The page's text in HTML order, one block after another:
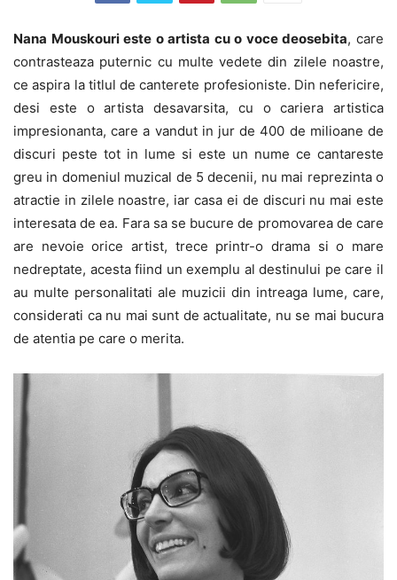
Nana Mouskouri este o artista cu o voce deosebita, care
contrasteaza puternic cu multe vedete din zilele noastre,
ce aspira la titlul de canterete profesioniste. Din nefericire,
desi este o artista desavarsita, cu o cariera artistica
impresionanta, care a vandut in jur de 400 de milioane de
discuri peste tot in lume si este un nume ce cantareste
greu in domeniul muzical de 5 decenii, nu mai reprezinta o
atractie in zilele noastre, iar casa ei de discuri nu mai este
interesata de ea. Fara sa se bucure de promovarea de care
are nevoie orice artist, trece printr-o drama si o mare
nedreptate, acesta fiind un exemplu al destinului pe care il
au multe personalitati ale muzicii din intreaga lume, care,
considerati ca nu mai sunt de actualitate, nu se mai bucura
de atentia pe care o merita.